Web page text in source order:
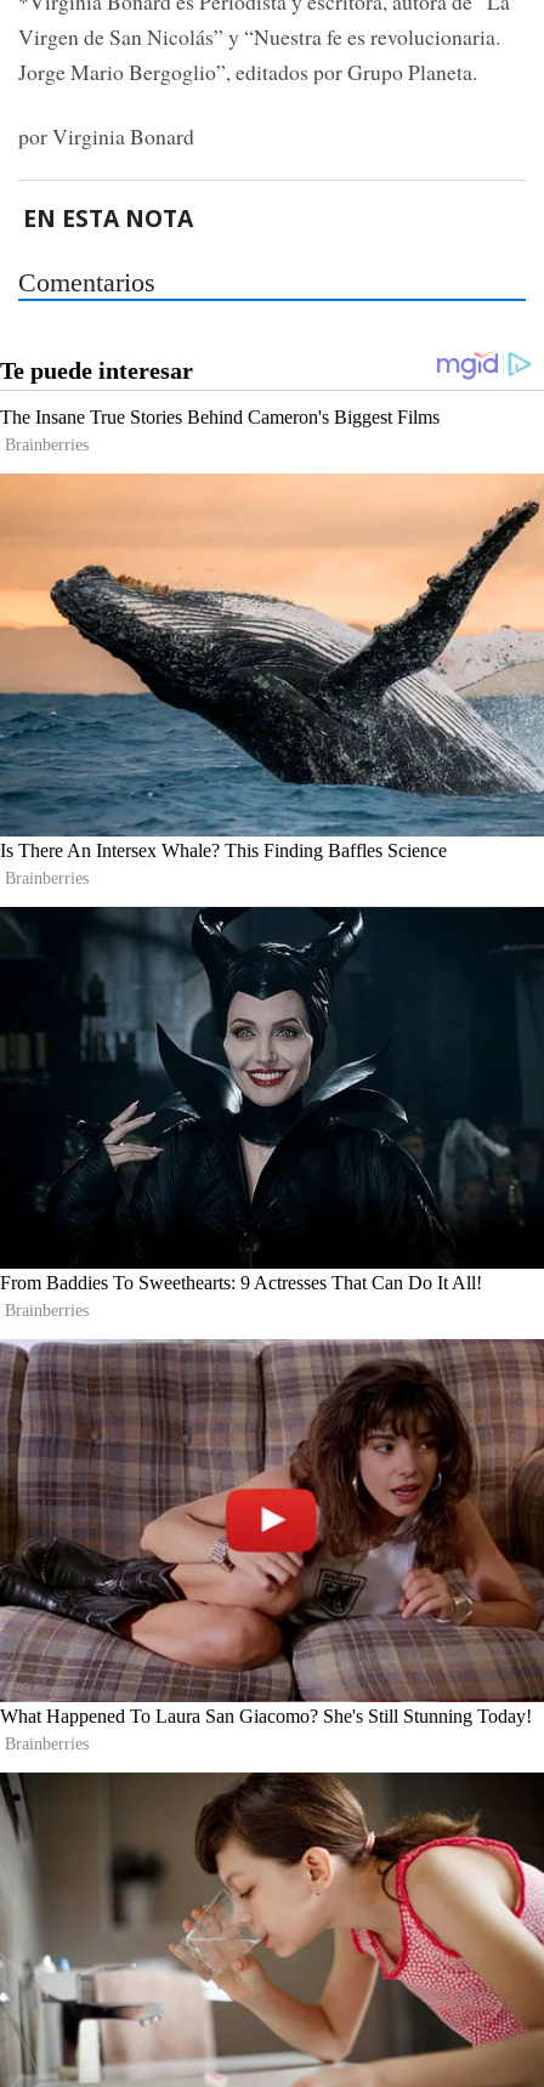
Virgen de San Nicolás” y “Nuestra fe es revolucionaria.
Jorge Mario Bergoglio”, editados por Grupo Planeta.
por Virginia Bonard
EN ESTA NOTA
Comentarios